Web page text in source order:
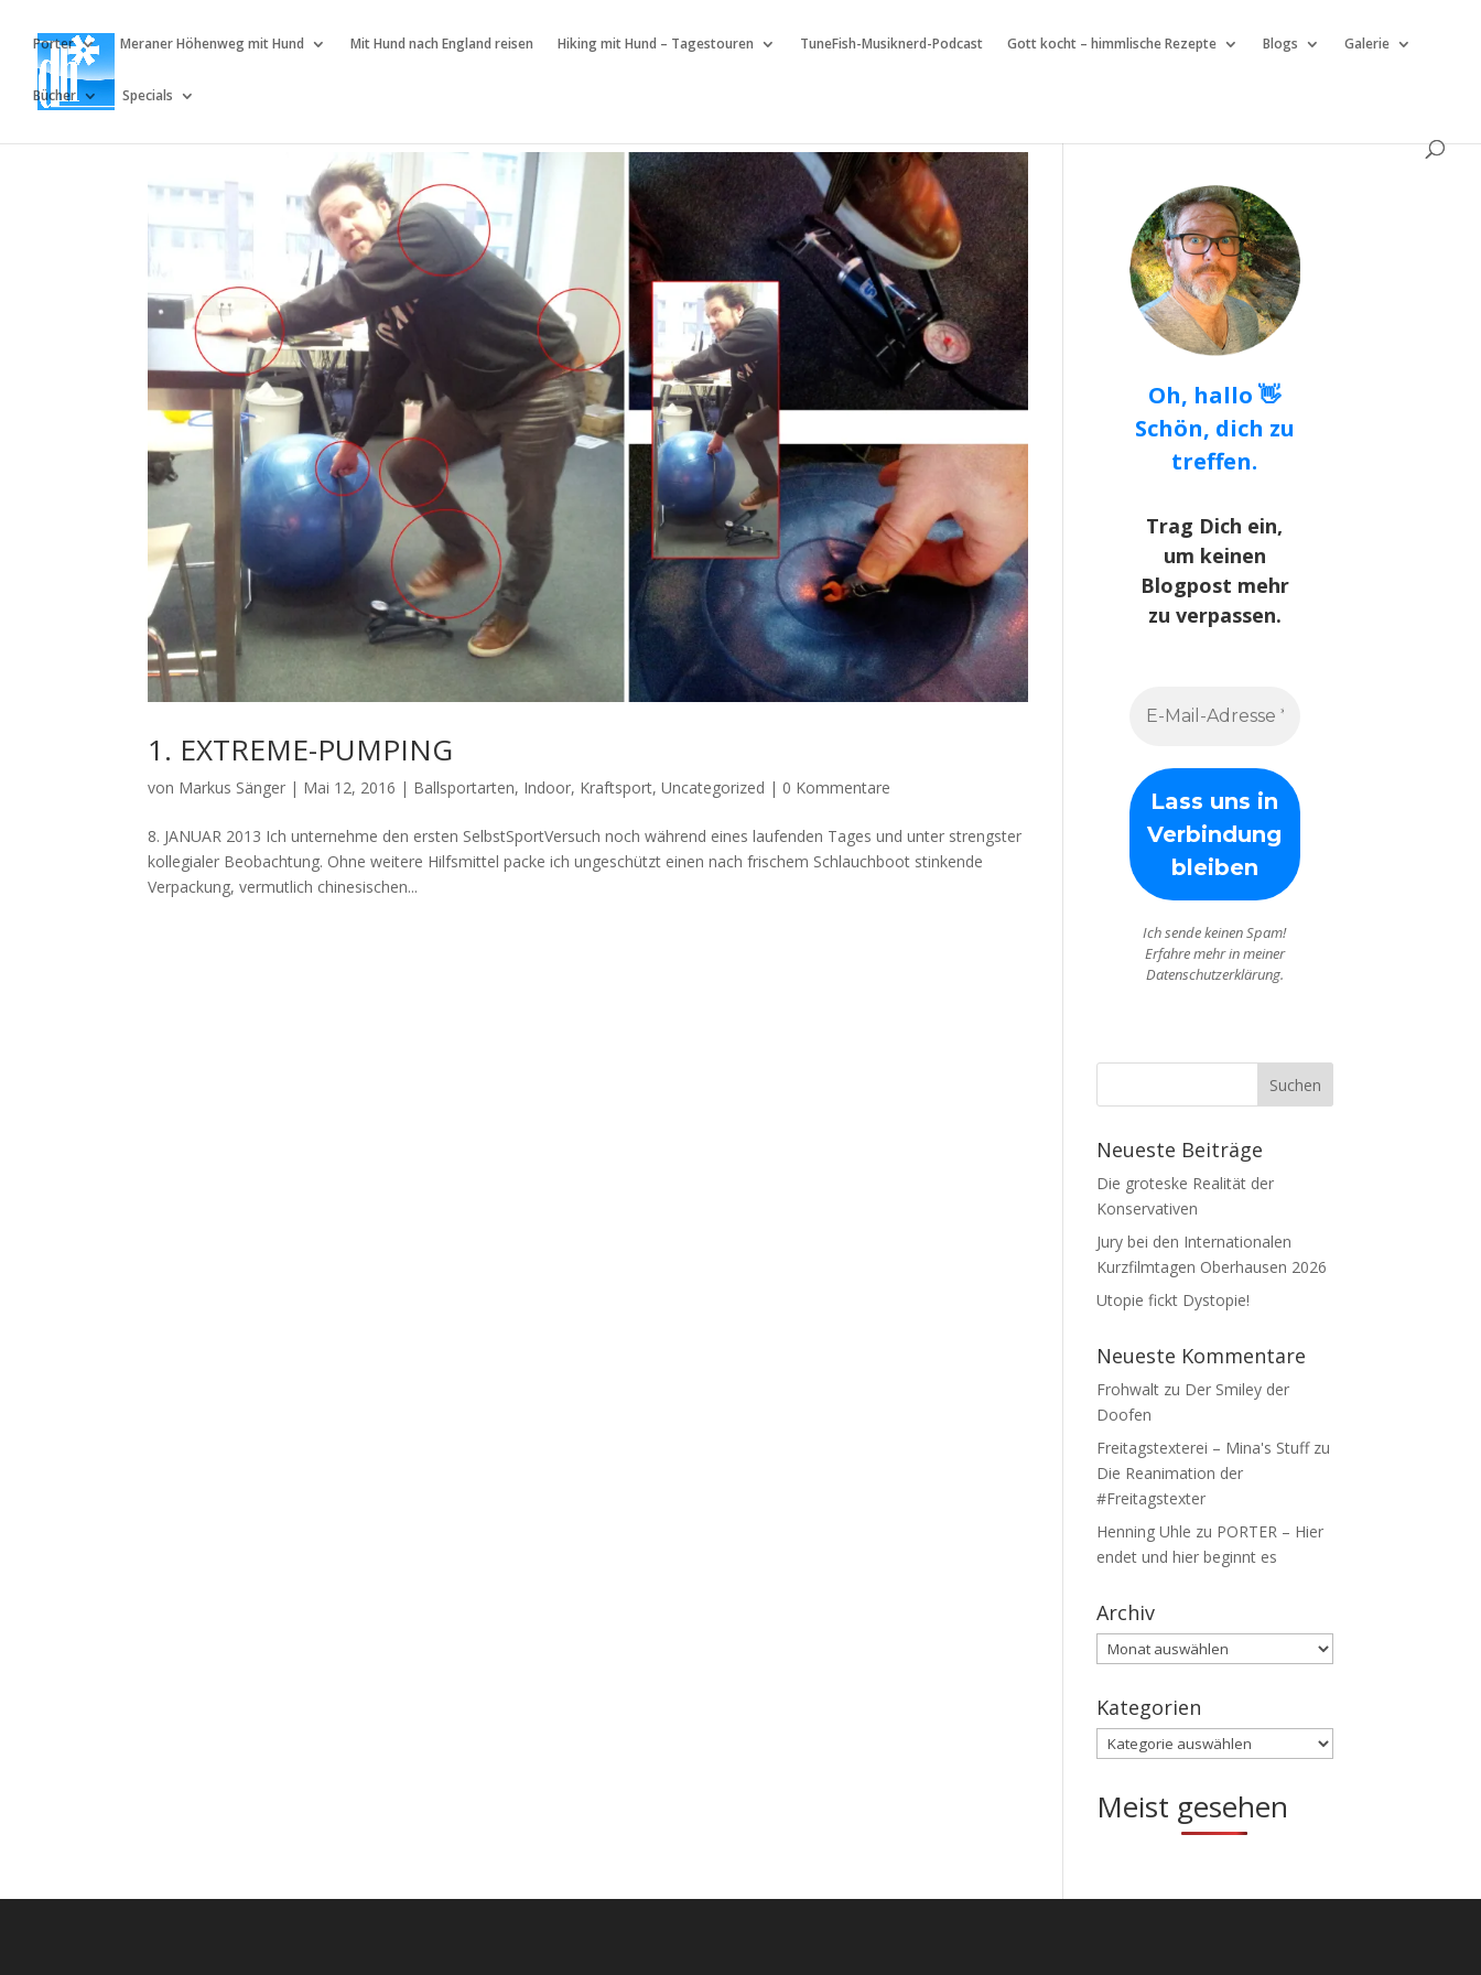
Porter Meraner Höhenweg mit Hund Mit Hund nach England reisen Hiking mit Hund – Tagestouren TuneFish-Musiknerd-Podcast Gott kocht – himmlische Rezepte Blogs Galerie
Bücher Specials
1. EXTREME-PUMPING
von Markus Sänger | Mai 12, 2016 | Ballsportarten, Indoor, Kraftsport,Uncategorized | 0 Kommentare
8. JANUAR 2013 Ich unternehme den ersten SelbstSportVersuch noch während eines laufenden Tages und unter strengster
kollegialer Beobachtung. Ohne weitere Hilfsmittel packe ich ungeschützt einen nach frischem Schlauchboot stinkende
Verpackung, vermutlich chinesischen...
Oh, hallo 👋
Schön, dich zu
treffen.
Trag Dich ein,
um keinen
Blogpost mehr
zu verpassen.
Ich sende keinen Spam!
Erfahre mehr in meiner
Datenschutzerklärung.
Neueste Beiträge
Die groteske Realität der
Konservativen
Jury bei den Internationalen
Kurzfilmtagen Oberhausen 2026
Utopie fickt Dystopie!
Neueste Kommentare
Frohwaltzu Der Smiley der
Doofen
Freitagstexterei – Mina's Stuffzu
Die Reanimation der
#Freitagstexter
Henning Uhle zu PORTER – Hier
endet und hier beginnt es
Archiv
Archiv
Kategorien
Kategorien
Meist gesehen